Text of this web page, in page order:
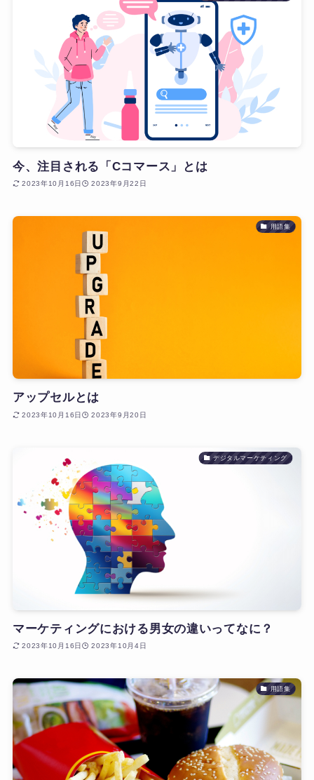
今、注目される「Cコマース」とは
2023年10月16日 2023年9月22日
用語集
アップセルとは
2023年10月16日 2023年9月20日
デジタルマーケティング
マーケティングにおける男女の違いってなに？
2023年10月16日 2023年10月4日
用語集